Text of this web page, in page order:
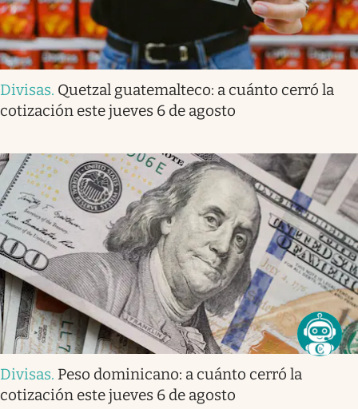
Divisas. Quetzal guatemalteco: a cuánto cerró la
cotización este jueves 6 de agosto
Divisas. Peso dominicano: a cuánto cerró la
cotización este jueves 6 de agosto